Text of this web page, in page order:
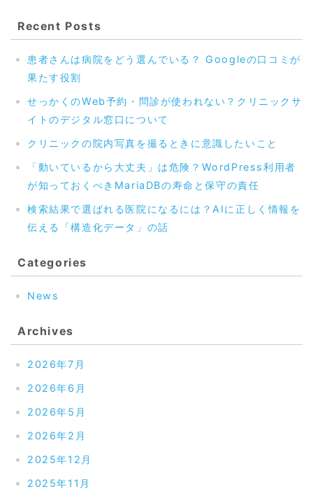
Recent Posts
患者さんは病院をどう選んでいる？ Googleの口コミが
果たす役割
せっかくのWeb予約・問診が使われない？クリニックサ
イトのデジタル窓口について
クリニックの院内写真を撮るときに意識したいこと
「動いているから大丈夫」は危険？WordPress利用者
が知っておくべきMariaDBの寿命と保守の責任
検索結果で選ばれる医院になるには？AIに正しく情報を
伝える「構造化データ」の話
Categories
News
Archives
2026年7月
2026年6月
2026年5月
2026年2月
2025年12月
2025年11月